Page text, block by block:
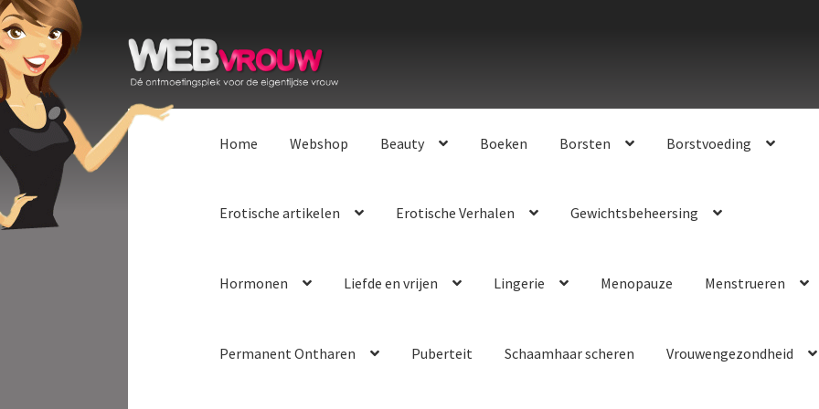
Ga
door
navigatie
Ga
naar
inhoud
Home Webshop Beauty Boeken Borsten Borstvoeding
Erotische artikelen Erotische Verhalen Gewichtsbeheersing
Hormonen Liefde en vrijen Lingerie Menopauze Menstrueren
Permanent Ontharen Puberteit Schaamhaar scheren Vrouwengezondheid